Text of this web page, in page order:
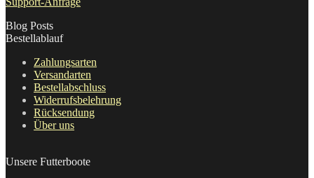
Blog Posts
Bestellablauf
Zahlungsarten
Versandarten
Bestellabschluss
Widerrufsbelehrung
Rücksendung
Über uns
Unsere Futterboote